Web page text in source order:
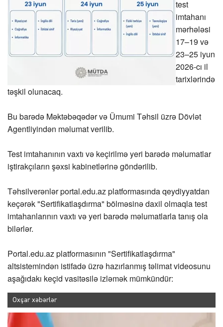
test
imtahanı
mərhələsi
17–19 və
23–25 iyun
2026-cı il
tarixlərində
təşkil olunacaq.
Bu barədə Məktəbəqədər və Ümumi Təhsil üzrə Dövlət
Agentliyindən məlumat verilib.
Test imtahanının vaxtı və keçirilmə yeri barədə məlumatlar
iştirakçıların şəxsi kabinetlərinə göndərilib.
Təhsilverənlər portal.edu.az platformasında qeydiyyatdan
keçərək "Sertifikatlaşdırma" bölməsinə daxil olmaqla test
imtahanlarının vaxtı və yeri barədə məlumatlarla tanış ola
bilərlər.
Portal.edu.az platformasının "Sertifikatlaşdırma"
altsistemindən istifadə üzrə hazırlanmış təlimat videosunu
aşağıdakı keçid vasitəsilə izləmək mümkündür:
Oxşar xəbərlər